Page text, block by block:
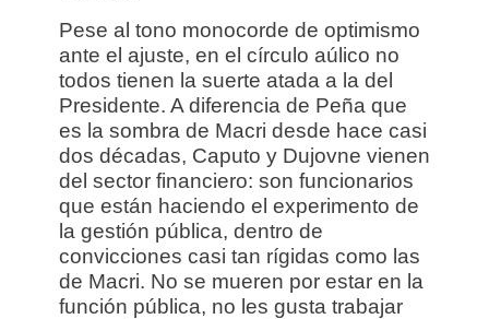
Pese al tono monocorde de optimismo
ante el ajuste, en el círculo aúlico no
todos tienen la suerte atada a la del
Presidente. A diferencia de Peña que
es la sombra de Macri desde hace casi
dos décadas, Caputo y Dujovne vienen
del sector financiero: son funcionarios
que están haciendo el experimento de
la gestión pública, dentro de
convicciones casi tan rígidas como las
de Macri. No se mueren por estar en la
función pública, no les gusta trabajar